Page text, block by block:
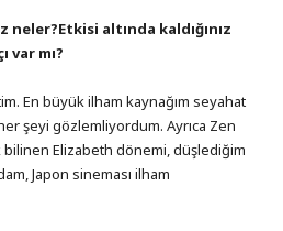
neler?Etkisi altında kaldığınız
var mı?
En büyük ilham kaynağım seyahat
şeyi gözlemliyordum. Ayrıca Zen
bilinen Elizabeth dönemi, düşlediğim
Japon sineması ilham